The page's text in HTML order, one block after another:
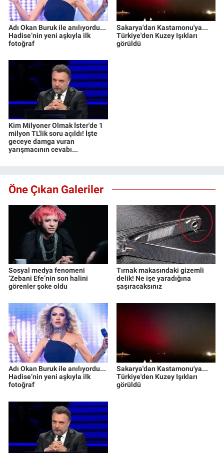
Adı Okan Buruk ile anılıyordu...
Hadise’nin yeni aşkıyla ilk
fotoğraf
Sakarya'dan Kastamonu'ya...
Türkiye'den Kuzey Işıkları
görüldü
Kim Milyoner Olmak İster'de 1
milyon TL'lik soru açıldı! İşte
geceye damga vuran
yarışmacının cevabı...
Öne Çıkan Galeriler
Sosyal medya fenomeni
‘Zebani Efe’nin son halini
görenler şoke oldu
Tırnak makasındaki gizemli
delik! Ne işe yaradığına
şaşıracaksınız
Adı Okan Buruk ile anılıyordu...
Hadise’nin yeni aşkıyla ilk
fotoğraf
Sakarya'dan Kastamonu'ya...
Türkiye'den Kuzey Işıkları
görüldü